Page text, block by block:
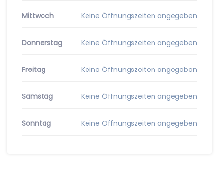
Mittwoch Keine Öffnungszeiten angegeben
Donnerstag Keine Öffnungszeiten angegeben
Freitag Keine Öffnungszeiten angegeben
Samstag Keine Öffnungszeiten angegeben
Sonntag Keine Öffnungszeiten angegeben